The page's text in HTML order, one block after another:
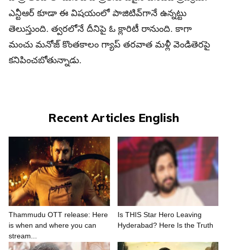
ఎన్టీఆర్ కూడా ఈ విషయంలో పాజిటివ్‌గానే ఉన్నట్టు
తెలుస్తుంది. త్వరలోనే దీనిపై ఓ క్లారిటీ రానుంది. కాగా
మంచు మనోజ్ కొంతకాలం గ్యాప్ తరవాత మళ్లీ వెండితెరపై
కనిపించబోతున్నాడు.
Recent Articles English
Thammudu OTT release: Here
is when and where you can
stream...
Is THIS Star Hero Leaving
Hyderabad? Here Is the Truth